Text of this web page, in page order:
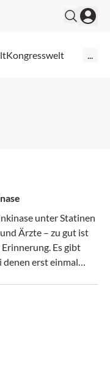
Kongresswelt
unter Statinen
Ärzte – zu gut ist
Es gibt
denen erst einmal